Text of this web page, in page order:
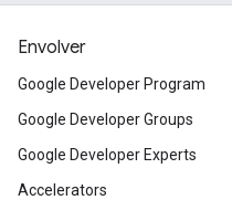
Envolver
Google Developer Program
Google Developer Groups
Google Developer Experts
Accelerators